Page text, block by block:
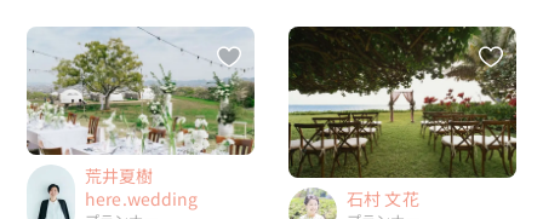
荒井夏樹
here.wedding
石村 文花